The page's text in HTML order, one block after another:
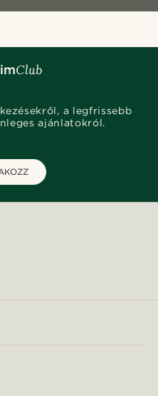
a legfrissebb
ajánlatokról.